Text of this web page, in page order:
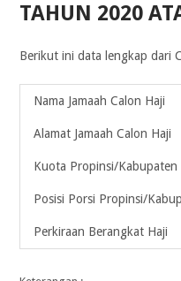
TAHUN 2020
Berikut ini data lengkap dari
Nama Jamaah Calon Haji
Alamat Jamaah Calon Haji
Kuota Propinsi/Kabupaten
Posisi Porsi Propinsi/
Perkiraan Berangkat Haji